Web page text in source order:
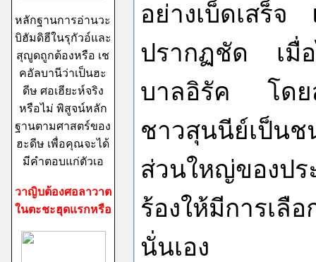
หลักฐานการอ่านวะ
บิฮัมดิฮีในรุกัวอ์และ
สุญูดถูกต้องหรือ เช
คอัลบานีว่าเป็นฮะ
ดีษ ศอเฮียะห์จริง
หรือไม่ พิสูจน์หลัก
ฐานตามศาสตร์ของ
ฮะดีษ เพื่อคุณจะได้
มีคำตอบแก่ตัวเอ
วาญิบต้องศอลาวาต
ในตะชะฮุดแรกหรือ
อย่างเบ็ดเสร็
ปรากฏชัด เมื่อ
บาลอิรัค โดยส
ชาวสุนนีย์เป็น
ส่วนใหญ่ของป
ร้องให้มีการเลื
นั่นเอง